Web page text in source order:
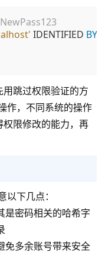
IDENTIFIED BY
跳过权限验证的方
作，不同系统的操作
限修改的能力，再
下几点：
是密码相关的哈希字
免多余账号带来安全